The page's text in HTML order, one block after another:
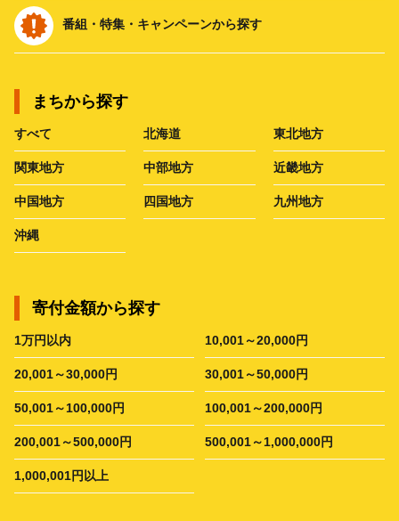
番組・特集・キャンペーンから探す
まちから探す
すべて 北海道 東北地方
関東地方 中部地方 近畿地方
中国地方 四国地方 九州地方
沖縄
寄付金額から探す
1万円以内 10,001～20,000円
20,001～30,000円 30,001～50,000円
50,001～100,000円 100,001～200,000円
200,001～500,000円 500,001～1,000,000円
1,000,001円以上